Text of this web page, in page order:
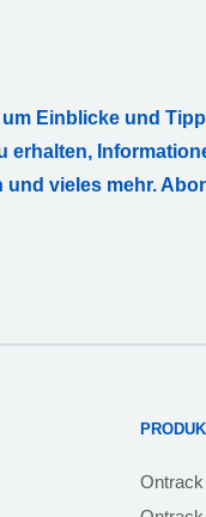
Einblicke und
erhalten,
vieles mehr.